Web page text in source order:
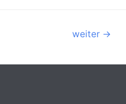
weiter →